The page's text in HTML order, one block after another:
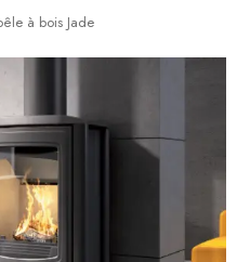
à bois Jade